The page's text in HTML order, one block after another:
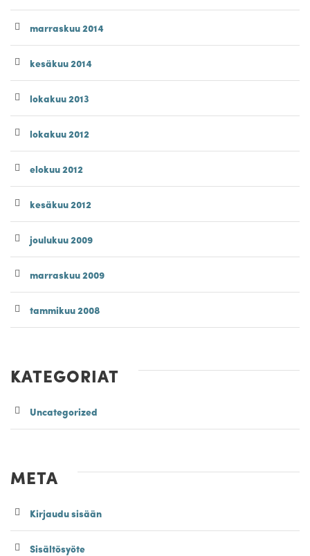
marraskuu 2014
kesäkuu 2014
lokakuu 2013
lokakuu 2012
elokuu 2012
kesäkuu 2012
joulukuu 2009
marraskuu 2009
tammikuu 2008
KATEGORIAT
Uncategorized
META
Kirjaudu sisään
Sisältösyöte